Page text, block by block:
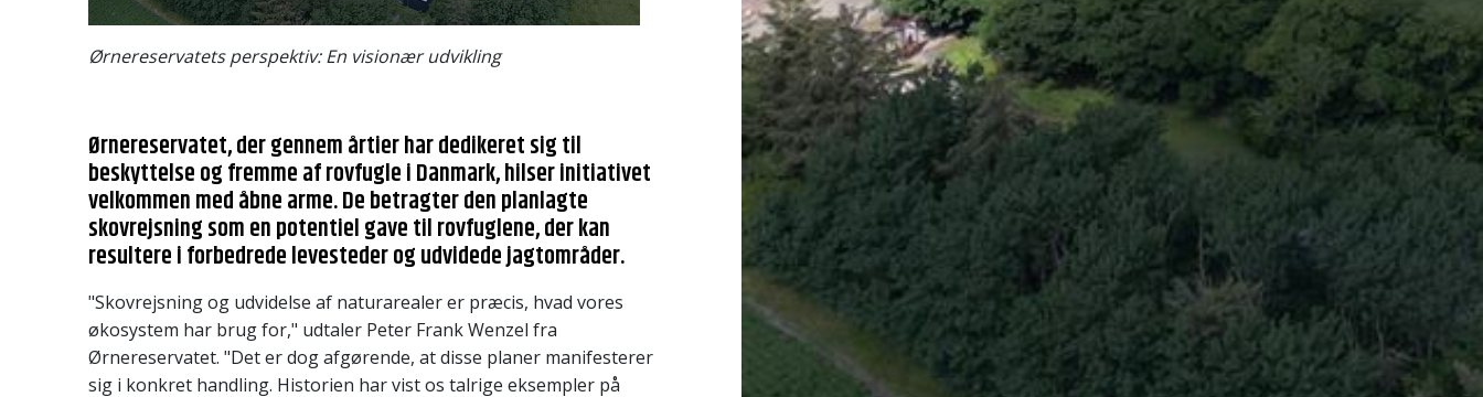
Ørnereservatets perspektiv: En visionær udvikling
Ørnereservatet, der gennem årtier har dedikeret sig til
beskyttelse og fremme af rovfugle i Danmark, hilser initiativet
velkommen med åbne arme. De betragter den planlagte
skovrejsning som en potentiel gave til rovfuglene, der kan
resultere i forbedrede levesteder og udvidede jagtområder.
"Skovrejsning og udvidelse af naturarealer er præcis, hvad vores
økosystem har brug for," udtaler Peter Frank Wenzel fra
Ørnereservatet. "Det er dog afgørende, at disse planer manifesterer
sig i konkret handling. Historien har vist os talrige eksempler på